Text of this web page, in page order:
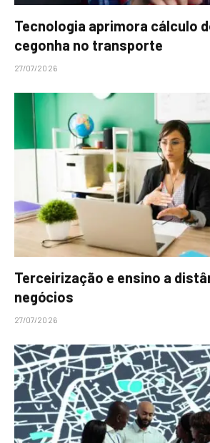
Tecnologia aprimora cálculo
cegonha no transporte
27/07/2026
Terceirização e ensino a
negócios
27/07/2026